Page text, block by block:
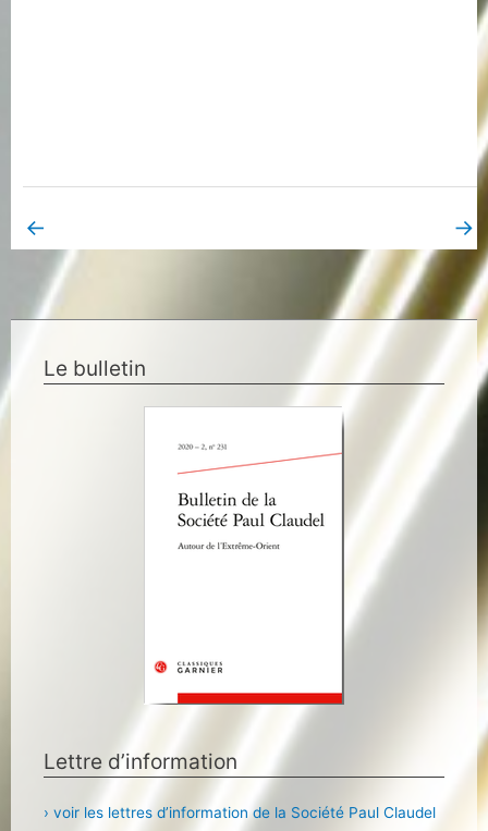
← →
Le bulletin
Lettre d’information
› voir les lettres d’information de la Société Paul Claudel